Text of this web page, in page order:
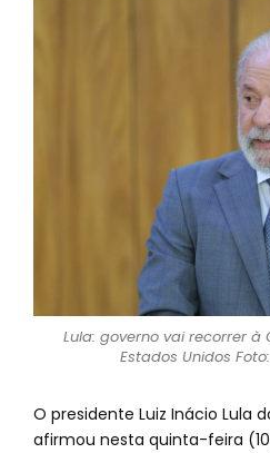
Lula: governo vai recorrer à
Estados Unidos
O presidente Luiz Inácio Lula
afirmou nesta quinta-feira